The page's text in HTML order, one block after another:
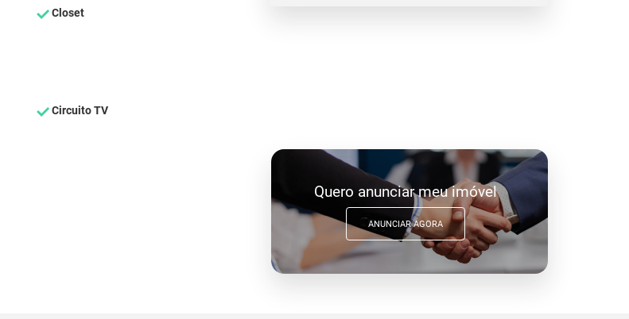
Closet
Circuito TV
Quero anunciar meu imóvel
ANUNCIAR AGORA